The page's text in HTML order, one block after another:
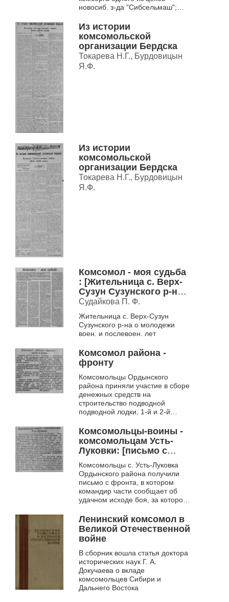
новосиб. з-да "Сибсельмаш";
им. XVI парт. съезда; второго ...
Из истории
комсомольской
организации Бердска
Токарева Н.Г., Бурдовицын
Я.Ф.
Из истории
комсомольской
организации Бердска
Токарева Н.Г., Бурдовицын
Я.Ф.
Комсомол - моя судьба
: [Жительница с. Верх-
Сузун Сузунского р-на
о молодежи воен. и
Судайкова П. Ф.
Жительница с. Верх-Сузун
Сузунского р-на о молодежи
воен. и послевоен. лет
Комсомол района -
фронту
Комсомольцы Ордынского
района приняли участие в сборе
денежных средств на
строительство подводной
подводной лодки, 1-й и 2-й
"Новосибирский комсомолец",
на создание танк...
Комсомольцы-воины -
комсомольцам Усть-
Луковки: [письмо с
фронта]
Комсомольцы с. Усть-Луковка
Ордынского района получили
письмо с фронта, в котором
командир части сообщает об
удачном исходе боя, за которое
Гончаров Александр
Трофимович был нагр...
Ленинский комсомол в
Великой Отечественной
войне
В сборник вошла статья доктора
исторических наук Г. А.
Докучаева о вкладе
комсомольцев Сибири и
Дальнего Востока